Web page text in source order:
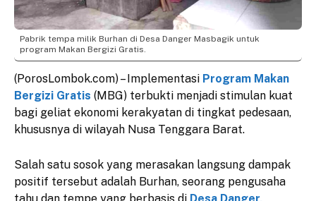
Pabrik tempa milik Burhan di Desa Danger Masbagik untuk
program Makan Bergizi Gratis.
(PorosLombok.com) – Implementasi Program Makan
Bergizi Gratis (MBG) terbukti menjadi stimulan kuat
bagi geliat ekonomi kerakyatan di tingkat pedesaan,
khususnya di wilayah Nusa Tenggara Barat.
​Salah satu sosok yang merasakan langsung dampak
positif tersebut adalah Burhan, seorang pengusaha